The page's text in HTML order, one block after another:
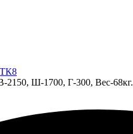
Ш-1700, Г-300, Вес-68кг.